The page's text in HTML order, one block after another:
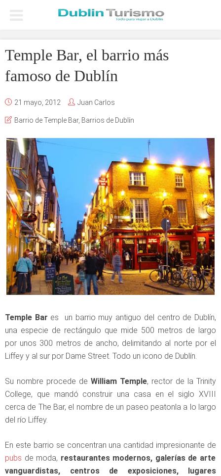
Temple Bar, el barrio más
famoso de Dublín
21 mayo, 2012 Juan Carlos
Barrio de Temple Bar, Barrios de Dublín
Temple Bar es un barrio muy antiguo del centro de Dublín,
una especie de rectángulo que mide 500 metros de largo
por unos 300 metros de ancho, delimitando al norte por el
Liffey y al sur por Dame Street. Todo un icono de Dublín.
Su nombre procede de William Temple, rector de la Trinity
College, que mandó construir una casa en el siglo XVIII
cerca de The Bar, el nombre de un paseo peatonla a lo largo
del río Liffey.
En este barrio se concentran una cantidad impresionante de
pubs de moda, restaurantes modernos, galerías de arte
vanguardistas, centros de exposiciones, lugares